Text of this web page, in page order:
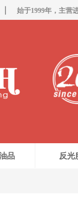
品 反光
始于1999年，主营